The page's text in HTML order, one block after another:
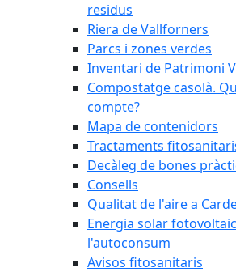
residus
Riera de Vallforners
Parcs i zones verdes
Inventari de Patrimoni
Compostatge casolà.
compte?
Mapa de contenidors
Tractaments
Decàleg de bones
Consells
Qualitat de l'aire a
Energia solar
l'autoconsum
Avisos fitosanitaris